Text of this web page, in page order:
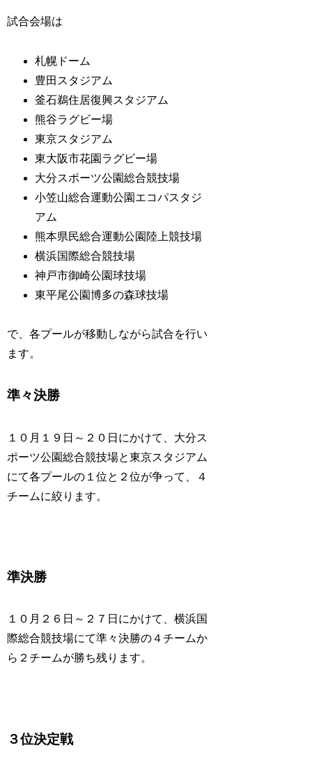
試合会場は
札幌ドーム
豊田スタジアム
釜石鵜住居復興スタジアム
熊谷ラグビー場
東京スタジアム
東大阪市花園ラグビー場
大分スポーツ公園総合競技場
小笠山総合運動公園エコパスタジ
アム
熊本県民総合運動公園陸上競技場
横浜国際総合競技場
神戸市御崎公園球技場
東平尾公園博多の森球技場
で、各プールが移動しながら試合を行い
ます。
準々決勝
１０月１９日～２０日にかけて、大分ス
ポーツ公園総合競技場と東京スタジアム
にて各プールの１位と２位が争って、４
チームに絞ります。
準決勝
１０月２６日～２７日にかけて、横浜国
際総合競技場にて準々決勝の４チームか
ら２チームが勝ち残ります。
３位決定戦